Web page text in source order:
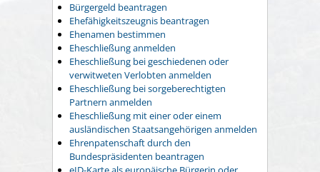
Bürgergeld beantragen
Ehefähigkeitszeugnis beantragen
Ehenamen bestimmen
Eheschließung anmelden
Eheschließung bei geschiedenen oder
verwitweten Verlobten anmelden
Eheschließung bei sorgeberechtigten
Partnern anmelden
Eheschließung mit einer oder einem
ausländischen Staatsangehörigen anmelden
Ehrenpatenschaft durch den
Bundespräsidenten beantragen